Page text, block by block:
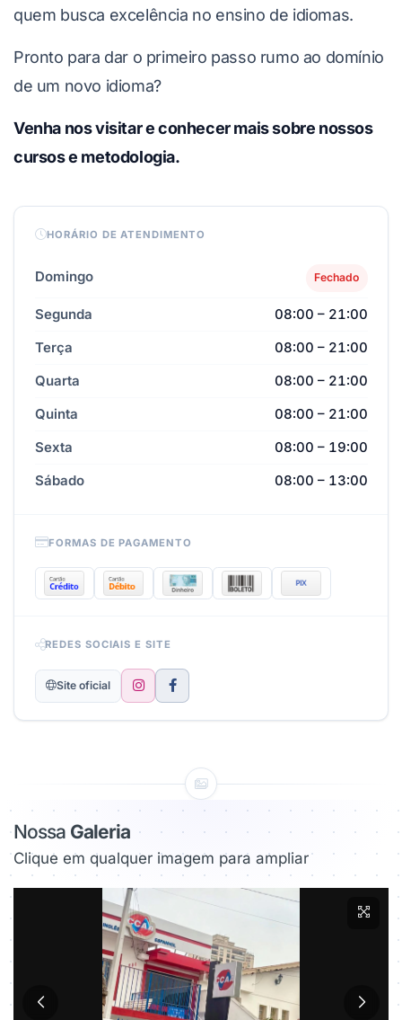
quem busca excelência no ensino de idiomas.
Pronto para dar o primeiro passo rumo ao domínio
de um novo idioma?
Venha nos visitar e conhecer mais sobre nossos
cursos e metodologia.
HORÁRIO DE ATENDIMENTO
Domingo Fechado
Segunda
08:00 – 21:00
Terça
08:00 – 21:00
Quarta
08:00 – 21:00
Quinta
08:00 – 21:00
Sexta
08:00 – 19:00
Sábado
08:00 – 13:00
FORMAS DE PAGAMENTO
REDES SOCIAIS E SITE
Site oficial
Nossa Galeria
Clique em qualquer imagem para ampliar